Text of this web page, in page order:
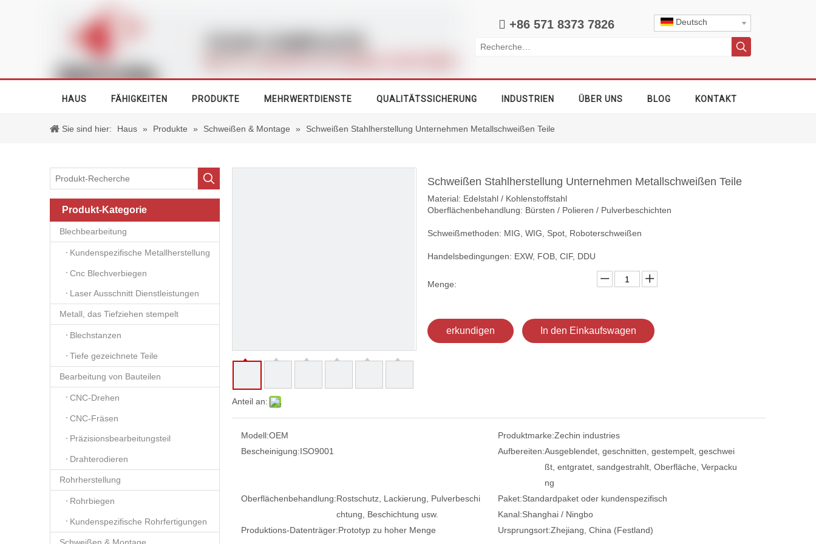
 +86 571 8373 7826 Deutsch
HAUS FÄHIGKEITEN PRODUKTE MEHRWERTDIENSTE QUALITÄTSSICHERUNG INDUSTRIEN ÜBER UNS BLOG KONTAKT
Sie sind hier: Haus » Produkte » Schweißen & Montage » Schweißen Stahlherstellung Unternehmen Metallschweißen Teile
Produkt-Kategorie
Blechbearbeitung
Kundenspezifische Metallherstellung
Cnc Blechverbiegen
Laser Ausschnitt Dienstleistungen
Metall, das Tiefziehen stempelt
Blechstanzen
Tiefe gezeichnete Teile
Bearbeitung von Bauteilen
CNC-Drehen
CNC-Fräsen
Präzisionsbearbeitungsteil
Drahterodieren
Rohrherstellung
Rohrbiegen
Kundenspezifische Rohrfertigungen
Schweißen & Montage
Anteil an:
Schweißen Stahlherstellung Unternehmen Metallschweißen Teile
Material: Edelstahl / Kohlenstoffstahl
Oberflächenbehandlung: Bürsten / Polieren / Pulverbeschichten
Schweißmethoden: MIG, WIG, Spot, Roboterschweißen
Handelsbedingungen: EXW, FOB, CIF, DDU
Menge:
erkundigen In den Einkaufswagen
Modell:OEM Produktmarke:Zechin industries
Bescheinigung:ISO9001 Aufbereiten:Ausgeblendet, geschnitten, gestempelt, geschwei
ßt, entgratet, sandgestrahlt, Oberfläche, Verpacku
ng
Oberflächenbehandlung:Rostschutz, Lackierung, Pulverbeschi
chtung, Beschichtung usw.
Paket:Standardpaket oder kundenspezifisch
Kanal:Shanghai / Ningbo
Produktions-Datenträger:Prototyp zu hoher Menge Ursprungsort:Zhejiang, China (Festland)